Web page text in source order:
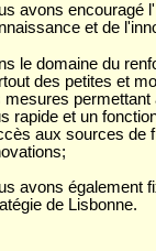
avons encouragé
et de
le domaine du
des petites et
mesures
rapide et un
aux sources de
avons également
de Lisbonne.